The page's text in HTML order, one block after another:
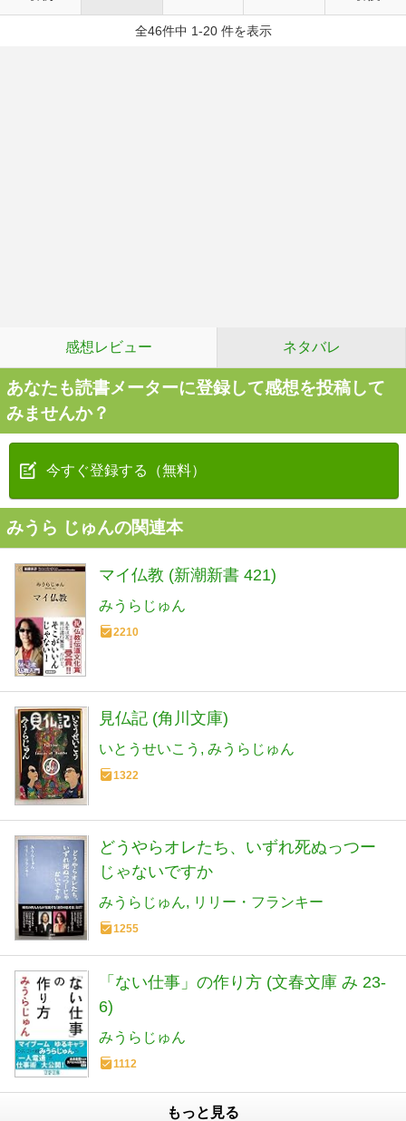
全46件中 1-20 件を表示
感想レビュー ネタバレ
あなたも読書メーターに登録して感想を投稿して
みませんか？
今すぐ登録する（無料）
みうら じゅんの関連本
マイ仏教 (新潮新書 421)
みうらじゅん
2210
見仏記 (角川文庫)
いとうせいこう みうらじゅん
1322
どうやらオレたち、いずれ死ぬっつー
じゃないですか
みうらじゅん リリー・フランキー
1255
「ない仕事」の作り方 (文春文庫 み 23-
6)
みうらじゅん
1112
もっと見る